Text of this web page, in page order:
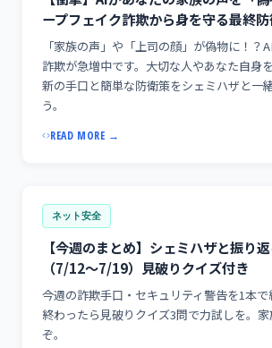
ープフェイク詐欺から身を守る最終
「家族の声」や「上司の顔」が偽物に！？
詐欺が急増中です。大切な人やあなた自身
新の手口と簡単な防衛策をシェミハザと一
う。
READ MORE →
ネット安全
【今週のまとめ】シェミハザと振り
（7/12〜7/19）見破りクイズ付き
今週の詐欺手口・セキュリティ警告を1本
終わったら見破りクイズ3問で力試しを。
ぞ。